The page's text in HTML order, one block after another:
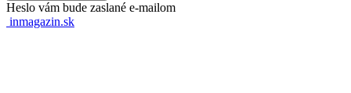
Heslo vám bude zaslané e-mailom
inmagazin.sk